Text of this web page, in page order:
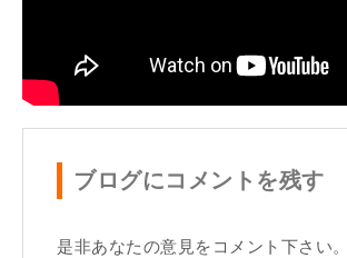
ブログにコメントを残す
是非あなたの意見をコメント下さい